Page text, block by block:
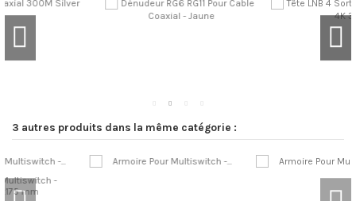
3 autres produits dans la même catégorie :